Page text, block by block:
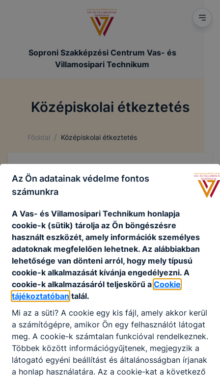
Soproni Szakképzési Centrum Vas- és
Villamosipari Technikum
Középiskolai étkeztetés
Főoldal / Középiskolai étkeztetés
Középiskolai étkeztetés
Tájékoztató a középiskolai étkeztetésről
Letöltés
Partnereink
Az Ön adatainak védelme fontos
számunkra
A Vas- és Villamosipari Technikum honlapja
cookie-k (sütik) tárolja az Ön böngészésre
használt eszközét, amely információk személyes
adatoknak megfelelően lehetnek. Az alábbiakban
lehetősége van dönteni arról, hogy mely típusú
cookie-k alkalmazását kívánja engedélyezni. A
cookie-k alkalmazásáról teljeskörű a Cookie
tájékoztatóban talál.
Mi az a süti? A cookie egy kis fájl, amely akkor kerül
a számítógépre, amikor Ön egy felhasználót látogat
meg. A cookie-k számtalan funkcióval rendelkeznek.
Többek között információgyűjtenek, megjegyzik a
látogató egyéni beállítást és általánosságban írjanak
a honlap használatára. Az a cookie-kat a következő